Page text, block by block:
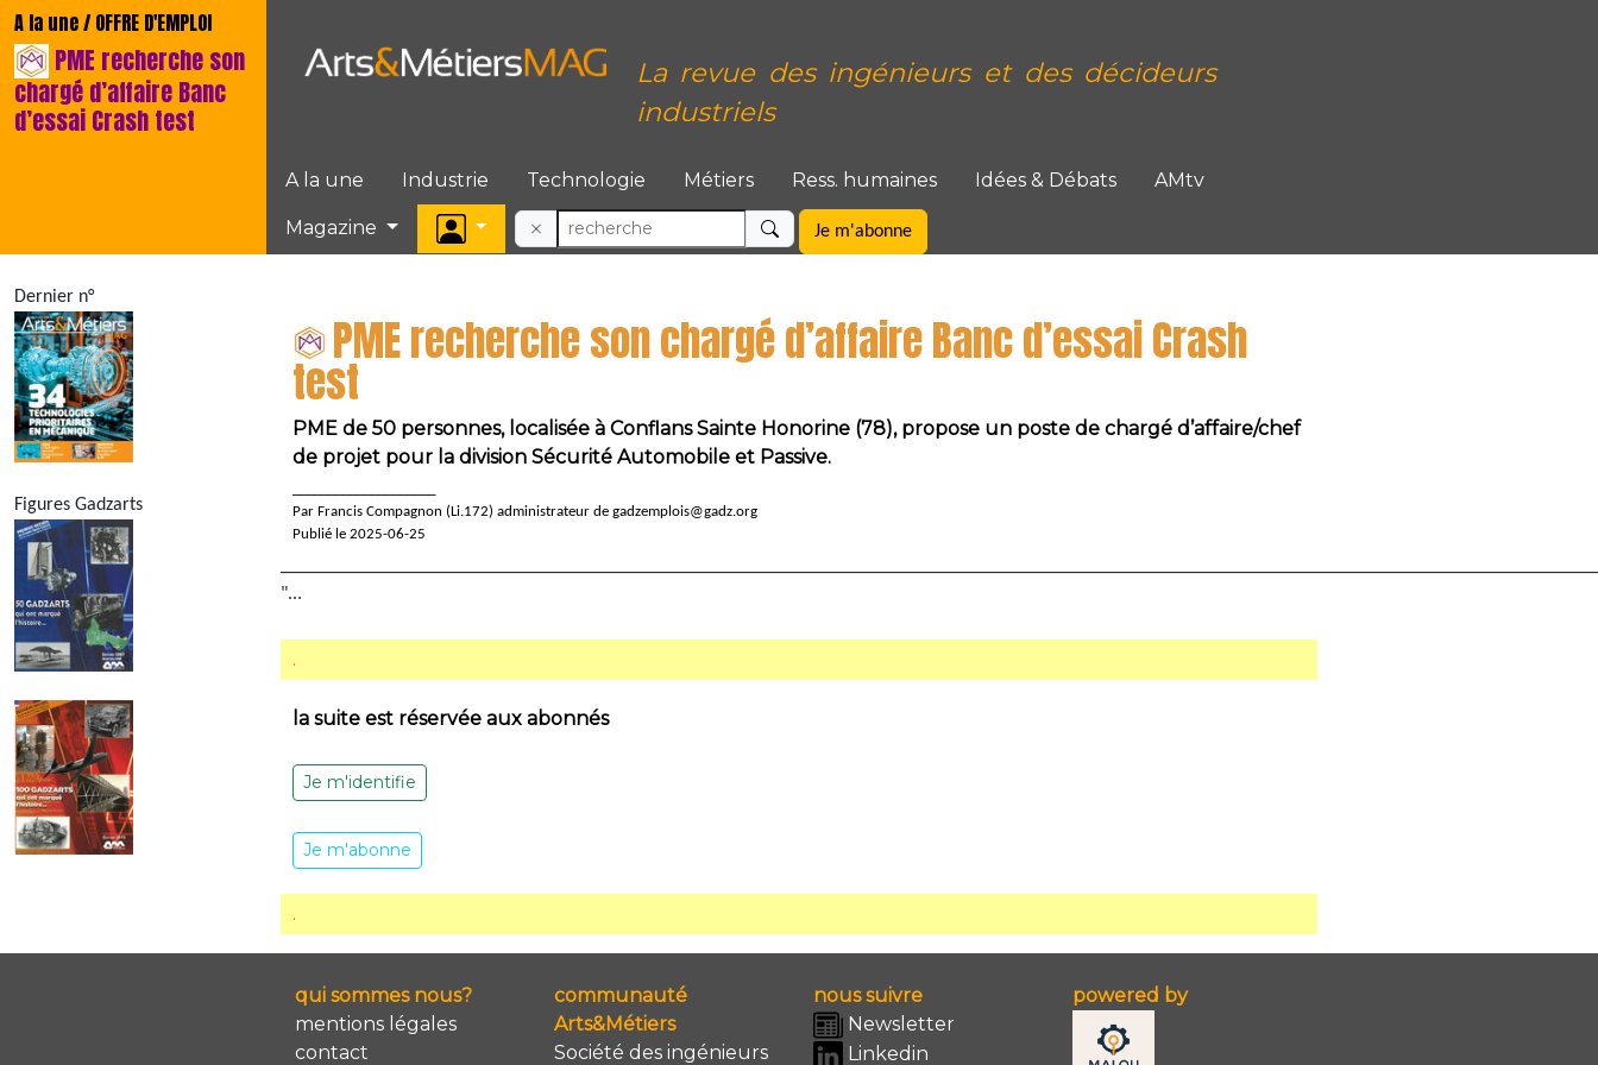
A la une / OFFRE D'EMPLOI
PME recherche son
chargé d’affaire Banc
d’essai Crash test
La revue des ingénieurs et des décideurs
industriels
A la une Industrie Technologie Métiers Ress. humaines Idées & Débats AMtv
Magazine Je m'abonne
Dernier n°
Figures Gadzarts
PME recherche son chargé d’affaire Banc d’essai Crash
test
PME de 50 personnes, localisée à Conflans Sainte Honorine (78), propose un poste de chargé d’affaire/chef
de projet pour la division Sécurité Automobile et Passive.
Par Francis Compagnon (Li.172) administrateur de gadzemplois@gadz.org
Publié le 2025-06-25
"...
.
la suite est réservée aux abonnés
Je m'identifie
Je m'abonne
.
qui sommes nous?
mentions légales
contact
communauté
Arts&Métiers
Société des ingénieurs
nous suivre
Newsletter
Linkedin
powered by